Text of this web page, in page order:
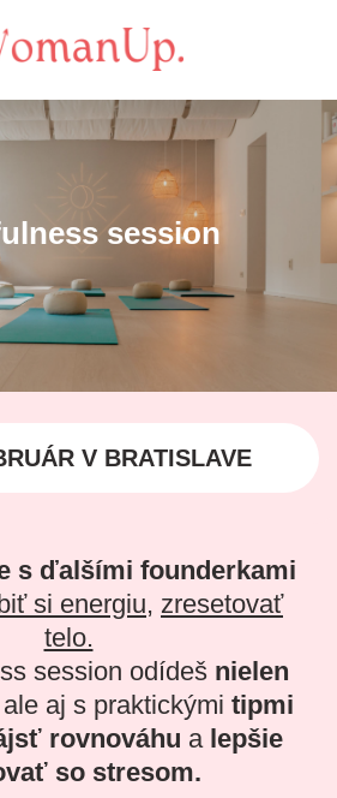
session
V BRATISLAVE
s ďalšími founderkami
si energiu, zresetovať
telo.
session odídeš nielen
aj s praktickými tipmi
rovnováhu a lepšie
so stresom.